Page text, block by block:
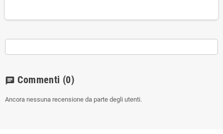
chat Commenti (0)
Ancora nessuna recensione da parte degli utenti.